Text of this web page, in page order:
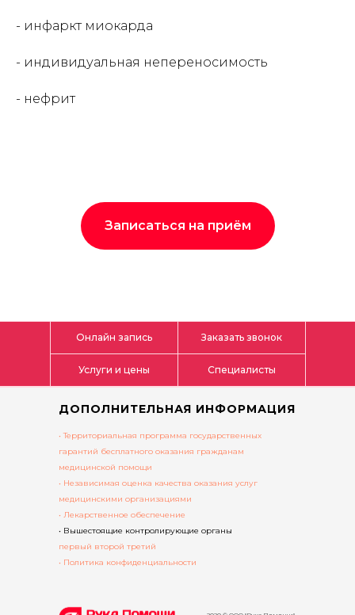
- инфаркт миокарда
- индивидуальная непереносимость
- нефрит
Записаться на приём
ДОПОЛНИТЕЛЬНАЯ ИНФОРМАЦИЯ
• Территориальная программа государственных
гарантий бесплатного оказания гражданам
медицинской помощи
• Независимая оценка качества оказания услуг
медицинскими организациями
• Лекарственное обеспечение
• Вышестоящие контролирующие органы
первый второй третий
• Политика конфиденциальности
Онлайн запись Заказать звонок
Услуги и цены Специалисты